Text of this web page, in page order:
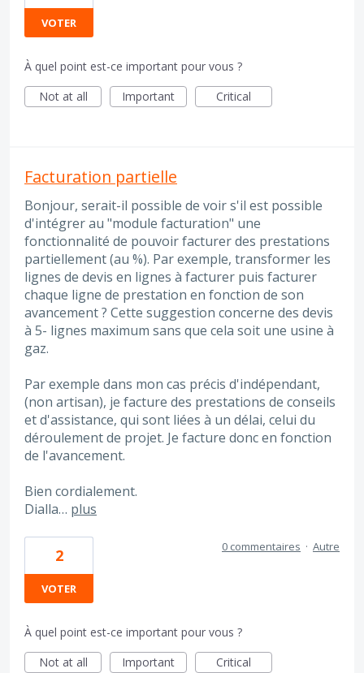
VOTER
À quel point est-ce important pour vous ?
Not at all
Important Critical
Facturation partielle
Bonjour, serait-il possible de voir s'il est possible
d'intégrer au "module facturation" une
fonctionnalité de pouvoir facturer des prestations
partiellement (au %). Par exemple, transformer les
lignes de devis en lignes à facturer puis facturer
chaque ligne de prestation en fonction de son
avancement ? Cette suggestion concerne des devis
à 5- lignes maximum sans que cela soit une usine à
gaz.
Par exemple dans mon cas précis d'indépendant,
(non artisan), je facture des prestations de conseils
et d'assistance, qui sont liées à un délai, celui du
déroulement de projet. Je facture donc en fonction
de l'avancement.
Bien cordialement.
Dialla… plus
2
VOTER
0 commentaires · Autre
À quel point est-ce important pour vous ?
Not at all
Important Critical